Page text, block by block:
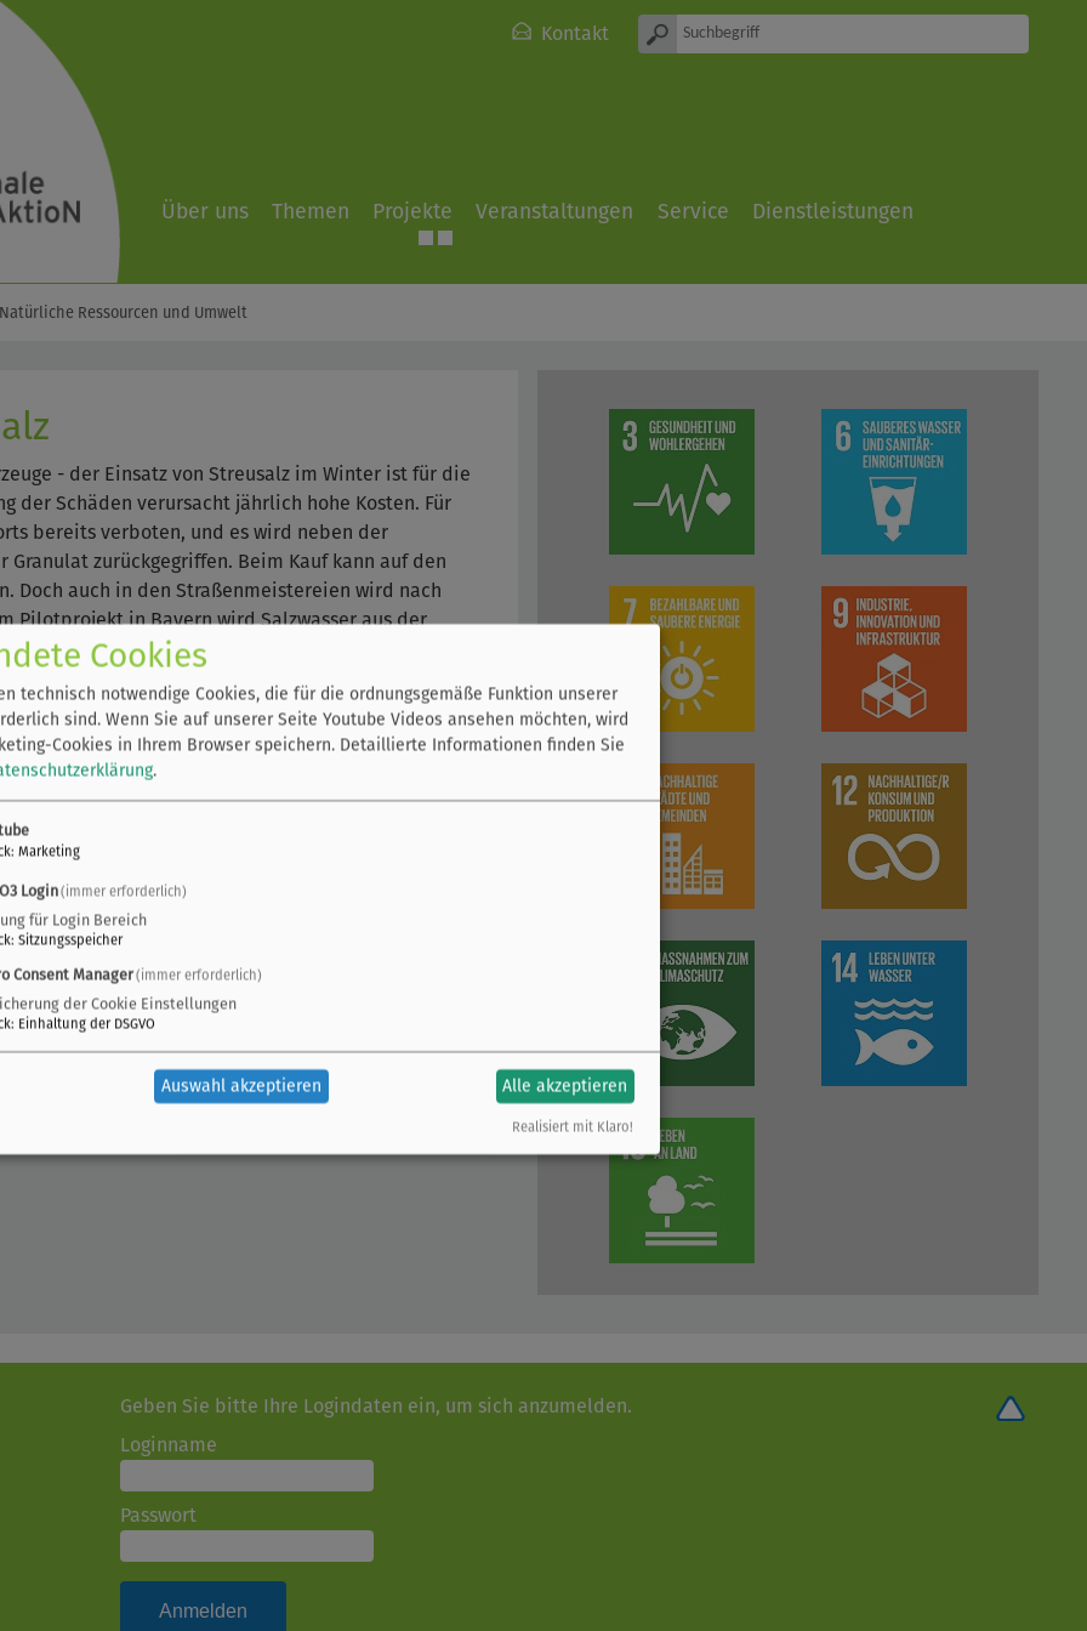
Kontakt
Über uns Themen Projekte Veranstaltungen Service Dienstleistungen
Natürliche Ressourcen und Umwelt
- der Einsatz von Streusalz im Winter ist für die
der Schäden verursacht jährlich hohe Kosten. Für
bereits verboten, und es wird neben der
zurückgegriffen. Beim Kauf kann auf den
Doch auch in den Straßenmeistereien wird nach
Pilotprojekt in Bayern wird Salzwasser aus der
Salzlösung verwendet. Das bei der Produktion
Gesamtmenge an Salz, das in die Umwelt gelangt,
im Winterdienst teilweise auf mechanische
Diese wirken jedoch nur abstumpfend, nicht
eingesetzt werden.
Geben Sie bitte Ihre Logindaten ein, um sich anzumelden.
Loginname
Passwort
Cookies
technisch notwendige Cookies, die für die ordnungsgemäße Funktion unserer
sind. Wenn Sie auf unserer Seite Youtube Videos ansehen möchten, wird
Cookies in Ihrem Browser speichern. Detaillierte Informationen finden Sie
.
: Marketing
Login(immer erforderlich)
für Login Bereich
: Sitzungsspeicher
Consent Manager(immer erforderlich)
der Cookie Einstellungen
: Einhaltung der DSGVO
Auswahl akzeptieren Alle akzeptieren
Realisiert mit Klaro!